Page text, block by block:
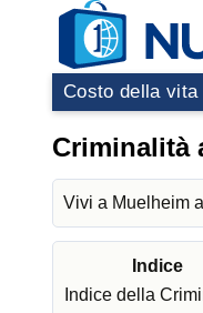
Costo della vita
Criminalità
Vivi a Muelheim
Indice
Indice della